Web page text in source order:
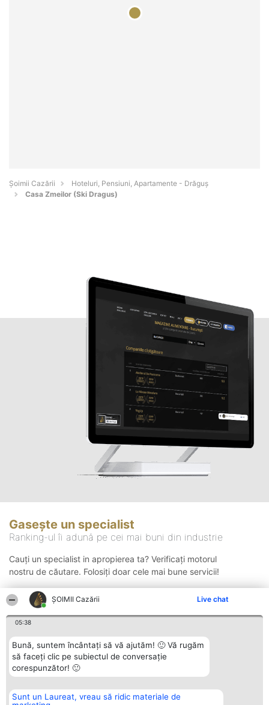
ȘOIMII Cazării Live chat
05:38
Bună, suntem încântați să vă ajutăm! 🙂 Vă rugăm
să faceți clic pe subiectul de conversație
corespunzător! 🙂
Sunt un Laureat, vreau să ridic materiale de
Șoimii Cazării
Hoteluri, Pensiuni, Apartamente - Drăguş
Casa Zmeilor (Ski Dragus)
Gasește un specialist
Ranking-ul îi adună pe cei mai buni din industrie
Cauți un specialist in apropierea ta? Verificați motorul
nostru de căutare. Folosiți doar cele mai bune servicii!
Organizator Ranking Plebiscyt Contact